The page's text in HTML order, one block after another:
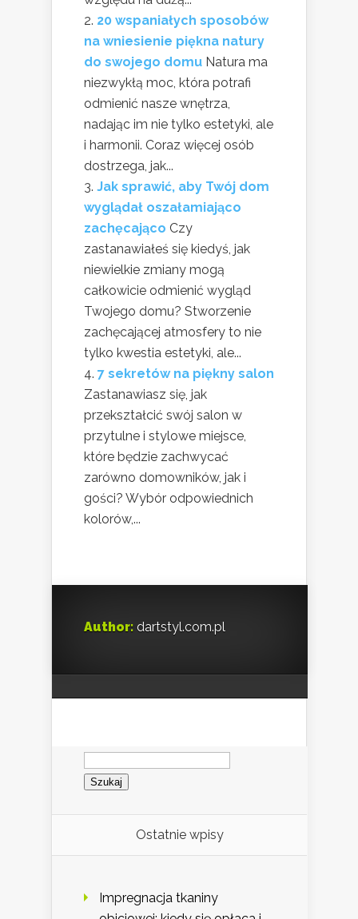
20 wspaniałych sposobów
na wniesienie piękna natury
do swojego domu Natura ma
niezwykłą moc, która potrafi
odmienić nasze wnętrza,
nadając im nie tylko estetyki, ale
i harmonii. Coraz więcej osób
dostrzega, jak...
Jak sprawić, aby Twój dom
wyglądał oszałamiająco
zachęcająco Czy
zastanawiałeś się kiedyś, jak
niewielkie zmiany mogą
całkowicie odmienić wygląd
Twojego domu? Stworzenie
zachęcającej atmosfery to nie
tylko kwestia estetyki, ale...
7 sekretów na piękny salon
Zastanawiasz się, jak
przekształcić swój salon w
przytulne i stylowe miejsce,
które będzie zachwycać
zarówno domowników, jak i
gości? Wybór odpowiednich
kolorów,...
Author: dartstyl.com.pl
Szukaj:
Ostatnie wpisy
Impregnacja tkaniny